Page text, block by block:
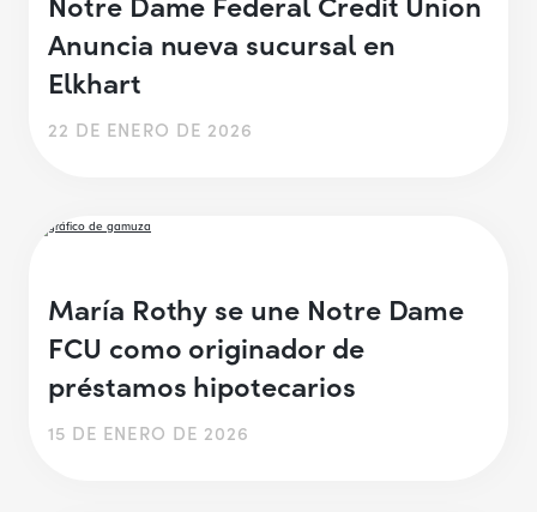
Anuncia nueva sucursal en
Elkhart
22 DE ENERO DE 2026
María Rothy se une Notre Dame
FCU como originador de
préstamos hipotecarios
15 DE ENERO DE 2026